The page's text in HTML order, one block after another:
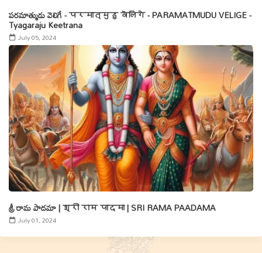
పరమాత్ముడు వెలిగే - परमात्मुडु वॆलिगे - PARAMATMUDU VELIGE -
Tyagaraju Keetrana
July 05, 2024
శ్రీ రామ పాదమా | श्री राम पादमा | SRI RAMA PAADAMA
July 01, 2024